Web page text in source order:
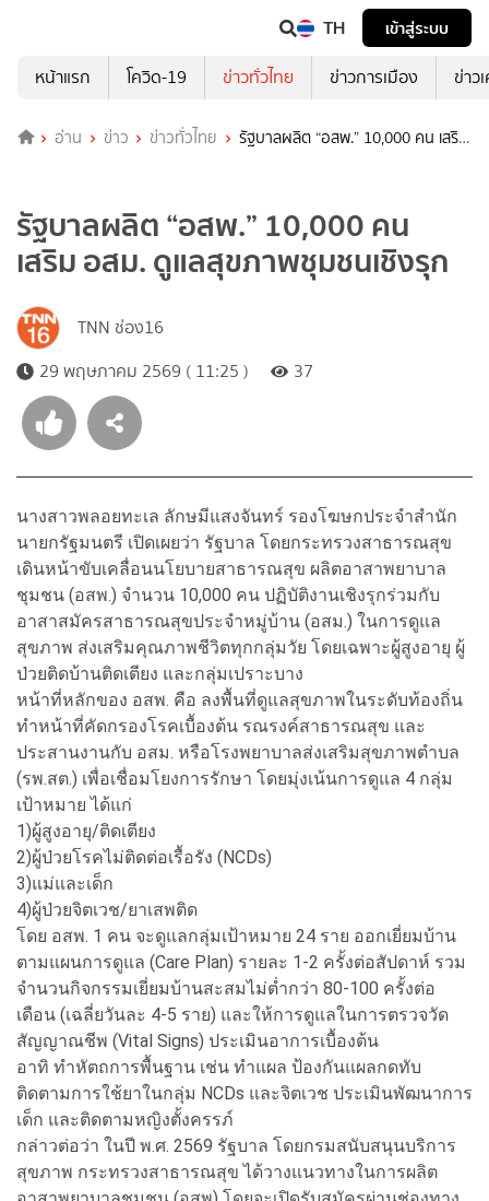
TH
เข้าสู่ระบบ
หน้าแรก
โควิด-19 ข่าวทั่วไทย ข่าวการเมือง ข่าว
อ่าน ข่าว ข่าวทั่วไทย
รัฐบาลผลิต “อสพ.” 10,000 คน เสริม
รัฐบาลผลิต “อสพ.” 10,000 คน
เสริม อสม. ดูแลสุขภาพชุมชนเชิงรุก
TNN ช่อง16
29 พฤษภาคม 2569 ( 11:25 )
37
นางสาวพลอยทะเล ลักษมีแสงจันทร์ รองโฆษกประจำสำนัก
นายกรัฐมนตรี เปิดเผยว่า รัฐบาล โดยกระทรวงสาธารณสุข
เดินหน้าขับเคลื่อนนโยบายสาธารณสุข ผลิตอาสาพยาบาล
ชุมชน (อสพ.) จำนวน 10,000 คน ปฏิบัติงานเชิงรุกร่วมกับ
อาสาสมัครสาธารณสุขประจำหมู่บ้าน (อสม.) ในการดูแล
สุขภาพ ส่งเสริมคุณภาพชีวิตทุกกลุ่มวัย โดยเฉพาะผู้สูงอายุ ผู้
ป่วยติดบ้านติดเตียง และกลุ่มเปราะบาง
หน้าที่หลักของ อสพ. คือ ลงพื้นที่ดูแลสุขภาพในระดับท้องถิ่น
ทำหน้าที่คัดกรองโรคเบื้องต้น รณรงค์สาธารณสุข และ
ประสานงานกับ อสม. หรือโรงพยาบาลส่งเสริมสุขภาพตำบล
(รพ.สต.) เพื่อเชื่อมโยงการรักษา โดยมุ่งเน้นการดูแล 4 กลุ่ม
เป้าหมาย ได้แก่
1)ผู้สูงอายุ/ติดเตียง
2)ผู้ป่วยโรคไม่ติดต่อเรื้อรัง (NCDs)
3)แม่และเด็ก
4)ผู้ป่วยจิตเวช/ยาเสพติด
โดย อสพ. 1 คน จะดูแลกลุ่มเป้าหมาย 24 ราย ออกเยี่ยมบ้าน
ตามแผนการดูแล (Care Plan) รายละ 1-2 ครั้งต่อสัปดาห์ รวม
จำนวนกิจกรรมเยี่ยมบ้านสะสมไม่ต่ำกว่า 80-100 ครั้งต่อ
เดือน (เฉลี่ยวันละ 4-5 ราย) และให้การดูแลในการตรวจวัด
สัญญาณชีพ (Vital Signs) ประเมินอาการเบื้องต้น
อาทิ ทำหัตถการพื้นฐาน เช่น ทำแผล ป้องกันแผลกดทับ
ติดตามการใช้ยาในกลุ่ม NCDs และจิตเวช ประเมินพัฒนาการ
เด็ก และติดตามหญิงตั้งครรภ์
กล่าวต่อว่า ในปี พ.ศ. 2569 รัฐบาล โดยกรมสนับสนุนบริการ
สุขภาพ กระทรวงสาธารณสุข ได้วางแนวทางในการผลิต